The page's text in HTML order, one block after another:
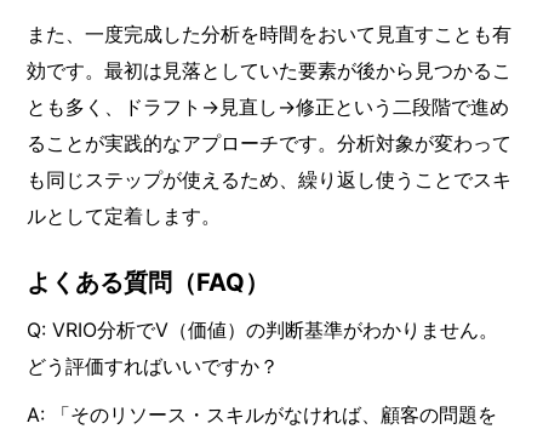
また、一度完成した分析を時間をおいて見直すことも有
効です。最初は見落としていた要素が後から見つかるこ
とも多く、ドラフト→見直し→修正という二段階で進め
ることが実践的なアプローチです。分析対象が変わって
も同じステップが使えるため、繰り返し使うことでスキ
ルとして定着します。
よくある質問（FAQ）
Q: VRIO分析でV（価値）の判断基準がわかりません。
どう評価すればいいですか？
A: 「そのリソース・スキルがなければ、顧客の問題を